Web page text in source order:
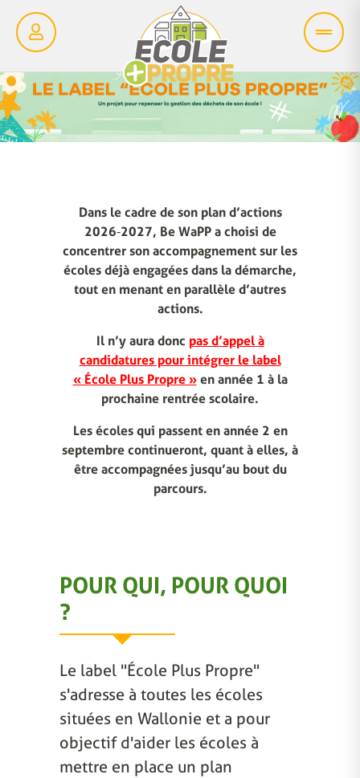
Dans le cadre de son plan d’actions
2026‑2027, Be WaPP a choisi de
concentrer son accompagnement sur les
écoles déjà engagées dans la démarche,
tout en menant en parallèle d’autres
actions.
Il n’y aura donc pas d’appel à
candidatures pour intégrer le label
« École Plus Propre »en année 1 à la
prochaine rentrée scolaire.
Les écoles qui passent en année 2 en
septembre continueront, quant à elles, à
être accompagnées jusqu’au bout du
parcours.
POUR QUI, POUR QUOI
?
Le label "École Plus Propre"
s'adresse à toutes les écoles
situées en Wallonie et a pour
objectif d'aider les écoles à
mettre en place un plan